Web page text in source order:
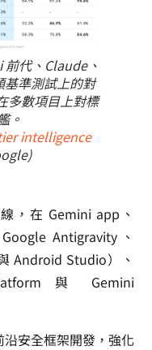
代、Claude、
基準測試上的對
多數項目上對標
。
intelligence
，在 Gemini app、
Antigravity、
Android Studio）、
與 Gemini
安全框架開發，強化